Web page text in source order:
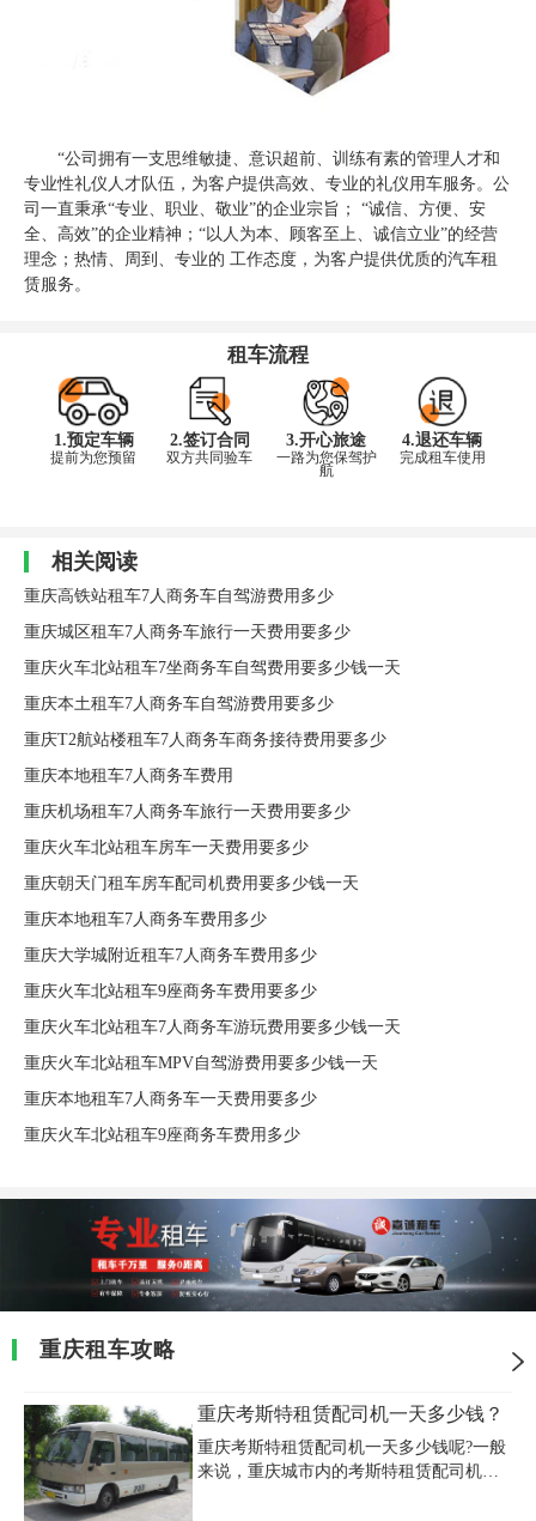
“公司拥有一支思维敏捷、意识超前、训练有素的管理人才和
专业性礼仪人才队伍，为客户提供高效、专业的礼仪用车服务。公
司一直秉承“专业、职业、敬业”的企业宗旨； “诚信、方便、安
全、高效”的企业精神；“以人为本、顾客至上、诚信立业”的经营
理念；热情、周到、专业的 工作态度，为客户提供优质的汽车租
赁服务。
租车流程
1.预定车辆
提前为您预留
2.签订合同
双方共同验车
3.开心旅途
一路为您保驾护
航
4.退还车辆
完成租车使用
相关阅读
重庆高铁站租车7人商务车自驾游费用多少
重庆城区租车7人商务车旅行一天费用要多少
重庆火车北站租车7坐商务车自驾费用要多少钱一天
重庆本土租车7人商务车自驾游费用要多少
重庆T2航站楼租车7人商务车商务接待费用要多少
重庆本地租车7人商务车费用
重庆机场租车7人商务车旅行一天费用要多少
重庆火车北站租车房车一天费用要多少
重庆朝天门租车房车配司机费用要多少钱一天
重庆本地租车7人商务车费用多少
重庆大学城附近租车7人商务车费用多少
重庆火车北站租车9座商务车费用要多少
重庆火车北站租车7人商务车游玩费用要多少钱一天
重庆火车北站租车MPV自驾游费用要多少钱一天
重庆本地租车7人商务车一天费用要多少
重庆火车北站租车9座商务车费用多少
重庆租车攻略
重庆考斯特租赁配司机一天多少钱？
重庆考斯特租赁配司机一天多少钱呢?一般
来说，重庆城市内的考斯特租赁配司机一